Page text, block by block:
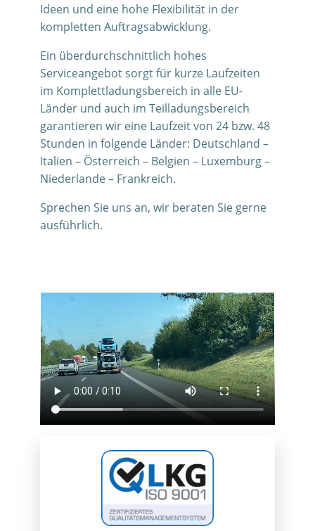
Ideen und eine hohe Flexibilität in der
kompletten Auftragsabwicklung.
Ein überdurchschnittlich hohes
Serviceangebot sorgt für kurze Laufzeiten
im Komplettladungsbereich in alle EU-
Länder und auch im Teilladungsbereich
garantieren wir eine Laufzeit von 24 bzw. 48
Stunden in folgende Länder: Deutschland –
Italien – Österreich – Belgien – Luxemburg –
Niederlande – Frankreich.
Sprechen Sie uns an, wir beraten Sie gerne
ausführlich.